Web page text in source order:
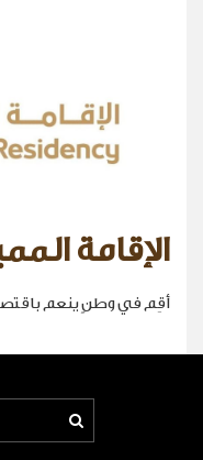
الإقامة
أقِم في وطنٍ ينعم